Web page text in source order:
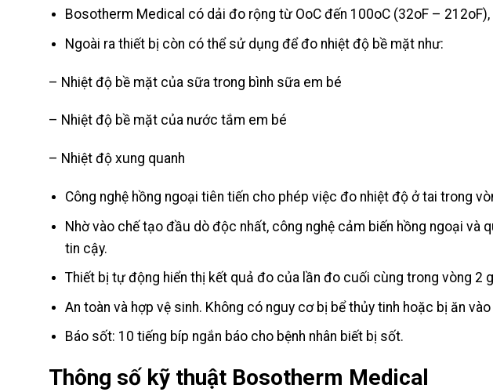
Bosotherm Medical có dải đo rộng từ OoC đến 100oC (32oF –
Ngoài ra thiết bị còn có thể sử dụng để đo nhiệt độ bề mặt như:
– Nhiệt độ bề mặt của sữa trong bình sữa em bé
– Nhiệt độ bề mặt của nước tắm em bé
– Nhiệt độ xung quanh
Công nghệ hồng ngoại tiên tiến cho phép việc đo nhiệt độ ở tai trong
Nhờ vào chế tạo đầu dò độc nhất, công nghệ cảm biến hồng ngoại
tin cậy.
Thiết bị tự động hiển thị kết quả đo của lần đo cuối cùng trong vòng 2
An toàn và hợp vệ sinh. Không có nguy cơ bị bể thủy tinh hoặc bị ăn
Báo sốt: 10 tiếng bíp ngắn báo cho bệnh nhân biết bị sốt.
Thông số kỹ thuật Bosotherm Medical